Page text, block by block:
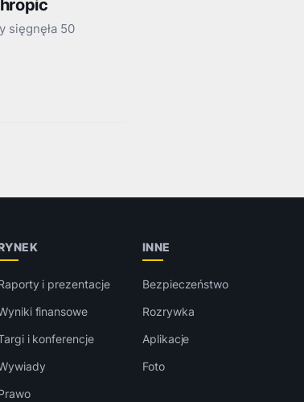
sięgnęła 50
i prezentacje
finansowe
i konferencje
INNE
Bezpieczeństwo
Rozrywka
Aplikacje
Foto